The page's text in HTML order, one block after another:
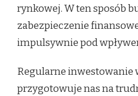
rynkowej. W ten sposób
zabezpieczenie
impulsywnie pod
Regularne inwestowanie
przygotowuje nas na